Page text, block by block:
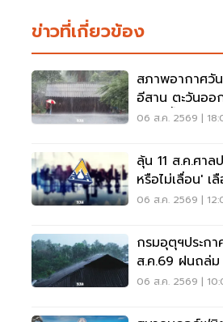
ข่าวที่เกี่ยวข้อง
สภาพอากาศวั
อีสาน ตะวันออ
พลัน น้ำป่าไหล
06 ส.ค. 2569 |
ลุ้น 11 ส.ค.ศา
หรือไม่เลื่อน' เ
สังคม
06 ส.ค. 2569 |
กรมอุตุฯประก
ส.ค.69 ฝนถล่
06 ส.ค. 2569 |